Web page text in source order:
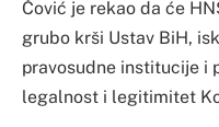
Čović je rekao da će
grubo krši Ustav BiH,
pravosudne institucije i
legalnost i legitimitet